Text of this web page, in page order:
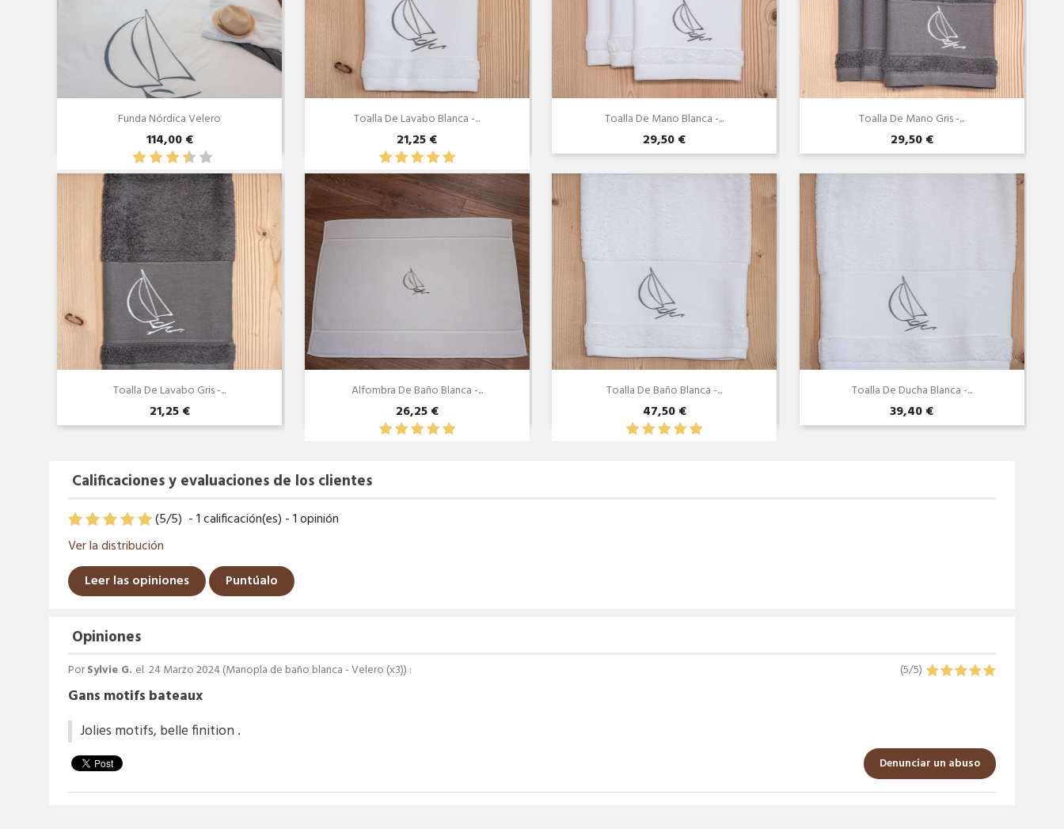
Funda Nórdica Velero
114,00 €
Toalla De Lavabo Blanca -...
21,25 €
Toalla De Mano Blanca -...
29,50 €
Toalla De Mano Gris -...
29,50 €
Vista rápida
Toalla De Lavabo Gris -...
21,25 €
Vista rápida
Alfombra De Baño Blanca -...
26,25 €
Vista rápida
Toalla De Baño Blanca -...
47,50 €
Vista rápida
Toalla De Ducha Blanca -...
39,40 €
Calificaciones y evaluaciones de los clientes
(5/5) -1calificación(es) -1opinión
Ver la distribución
Leer las opiniones
Puntúalo
Opiniones
PorSylvie G. el 24 Marzo 2024 (Manopla de baño blanca - Velero (x3)) : (5/5)
Gans motifs bateaux
Jolies motifs, belle finition .
Denunciar un abuso